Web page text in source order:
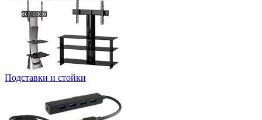
Подставки и стойки